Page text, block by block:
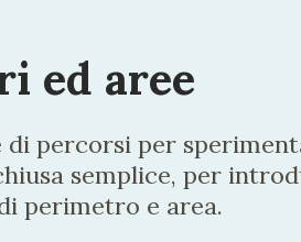
ed aree
percorsi per
semplice, per
perimetro e area.